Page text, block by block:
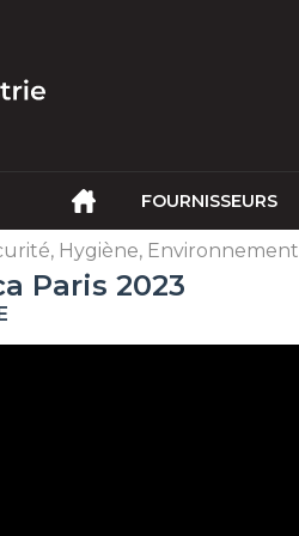
FOURNISSEURS
Hygiène, Environnement
Paris 2023